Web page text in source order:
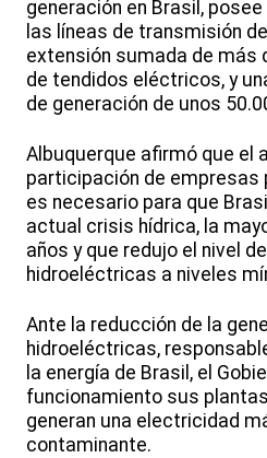
generación en Brasil,
las líneas de transmisión
extensión sumada de más
de tendidos eléctricos, y
de generación de unos
Albuquerque afirmó que el
participación de empresas
es necesario para que
actual crisis hídrica, la
años y que redujo el nivel
hidroeléctricas a niveles
Ante la reducción de la
hidroeléctricas,
la energía de Brasil, el
funcionamiento sus
generan una electricidad
contaminante.